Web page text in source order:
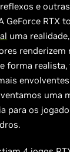
e
GeForce RTX
uma
renderizem
forma
uma
para os